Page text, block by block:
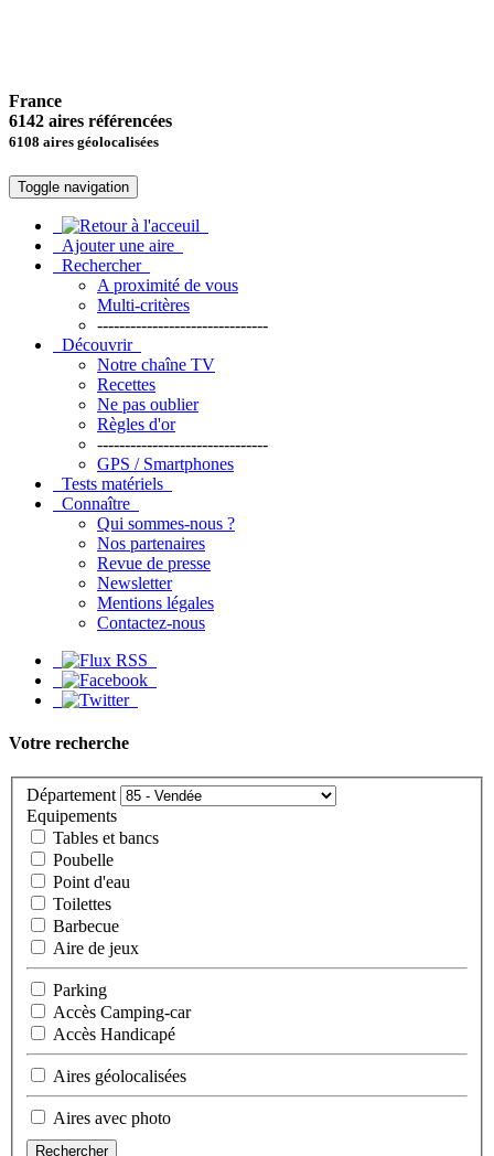
France
6142 aires référencées
6108 aires géolocalisées
Toggle navigation
Ajouter une aire
Rechercher
A proximité de vous
Multi-critères
-------------------------------
Découvrir
Notre chaîne TV
Recettes
Ne pas oublier
Règles d'or
-------------------------------
GPS / Smartphones
Tests matériels
Connaître
Qui sommes-nous ?
Nos partenaires
Revue de presse
Newsletter
Mentions légales
Contactez-nous
Votre recherche
Département
Equipements
Tables et bancs
Poubelle
Point d'eau
Toilettes
Barbecue
Aire de jeux
Parking
Accès Camping-car
Accès Handicapé
Aires géolocalisées
Aires avec photo
Rechercher